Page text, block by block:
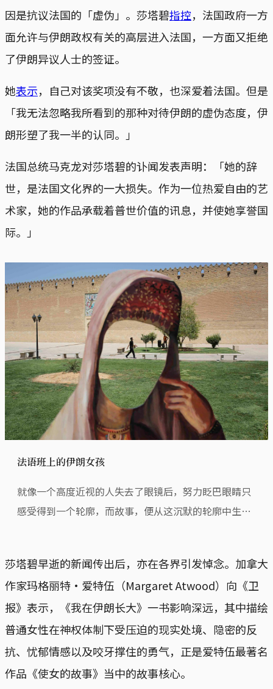
因是抗议法国的「虚伪」。莎塔碧指控，法国政府一方
面允许与伊朗政权有关的高层进入法国，一方面又拒绝
了伊朗异议人士的签证。
她表示，自己对该奖项没有不敬，也深爱着法国。但是
「我无法忽略我所看到的那种对待伊朗的虚伪态度，伊
朗形塑了我一半的认同。」
法国总统马克龙对莎塔碧的讣闻发表声明：「她的辞
世，是法国文化界的一大损失。作为一位热爱自由的艺
术家，她的作品承载着普世价值的讯息，并使她享誉国
际。」
法语班上的伊朗女孩
就像一个高度近视的人失去了眼镜后，努力眨巴眼睛只
感受得到一个轮廓，而故事，便从这沉默的轮廓中生长
莎塔碧早逝的新闻传出后，亦在各界引发悼念。加拿大
作家玛格丽特・爱特伍（Margaret Atwood）向《卫
报》表示，《我在伊朗长大》一书影响深远，其中描绘
普通女性在神权体制下受压迫的现实处境、隐密的反
抗、忧郁情感以及咬牙撑住的勇气，正是爱特伍最著名
作品《使女的故事》当中的故事核心。